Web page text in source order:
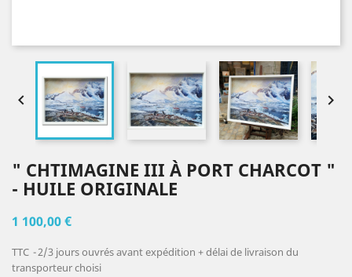
 
" CHTIMAGINE III À PORT CHARCOT "
- HUILE ORIGINALE
1 100,00 €
TTC
2/3 jours ouvrés avant expédition + délai de livraison du
transporteur choisi